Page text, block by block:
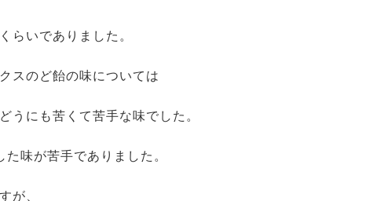
らいでありました。
スのど飴の味については
うにも苦くて苦手な味でした。
味が苦手でありました。
が、